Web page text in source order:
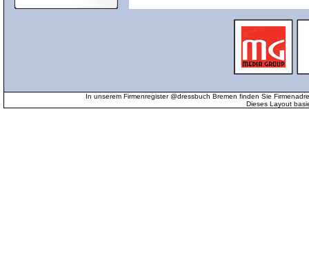
In unserem Firmenregister @dressbuch Bremen finden Sie
Dieses Layout